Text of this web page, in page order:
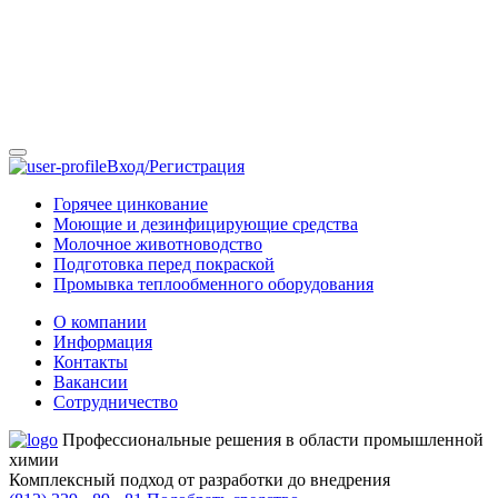
Вход/Регистрация
Горячее цинкование
Моющие и дезинфицирующие средства
Молочное животноводство
Подготовка перед покраской
Промывка теплообменного оборудования
О компании
Информация
Контакты
Вакансии
Сотрудничество
Профессиональные решения в области промышленной
химии
Комплексный подход от разработки до внедрения